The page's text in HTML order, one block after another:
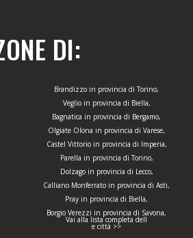
DI:
Brandizzo in provincia di Torino,
Veglio in provincia di Biella,
Bagnatica in provincia di Bergamo,
Olgiate Olona in provincia di Varese,
Castel Vittorio in provincia di Imperia,
Parella in provincia di Torino,
Dolzago in provincia di Lecco,
Calliano Monferrato in provincia di Asti,
Pray in provincia di Biella,
Borgio Verezzi in provincia di Savona,
Vai alla lista completa dell
e città >>